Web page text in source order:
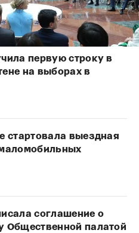
первую строку в
на выборах в
стартовала выездная
соглашение о
Общественной палатой